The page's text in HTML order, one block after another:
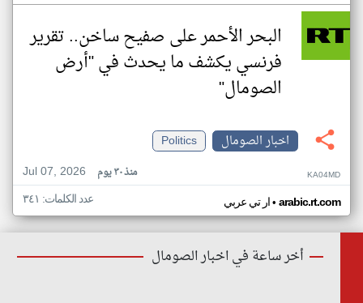
البحر الأحمر على صفيح ساخن.. تقرير
فرنسي يكشف ما يحدث في "أرض
الصومال"
اخبار الصومال
Politics
Jul 07, 2026
منذ ٣٠ يوم KA04MD
ار تي عربي• arabic.rt.com عدد الكلمات: ٣٤١
أخر ساعة في اخبار الصومال